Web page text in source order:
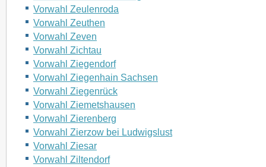
Vorwahl Zeulenroda
Vorwahl Zeuthen
Vorwahl Zeven
Vorwahl Zichtau
Vorwahl Ziegendorf
Vorwahl Ziegenhain Sachsen
Vorwahl Ziegenrück
Vorwahl Ziemetshausen
Vorwahl Zierenberg
Vorwahl Zierzow bei Ludwigslust
Vorwahl Ziesar
Vorwahl Ziltendorf